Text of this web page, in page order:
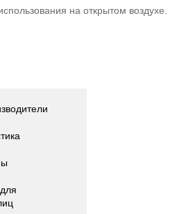
на открытом воздухе.